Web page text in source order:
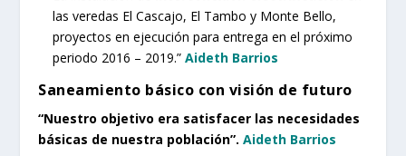
las veredas El Cascajo, El Tambo y Monte Bello,
proyectos en ejecución para entrega en el próximo
periodo 2016 – 2019.”Aideth Barrios
Saneamiento básico con visión de futuro
“Nuestro objetivo era satisfacer las necesidades
básicas de nuestra población”.Aideth Barrios